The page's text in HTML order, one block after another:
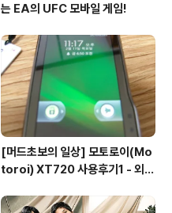
는 EA의 UFC 모바일 게임!
[머드초보의 일상] 모토로이(Mo
toroi) XT720 사용후기1 - 외형